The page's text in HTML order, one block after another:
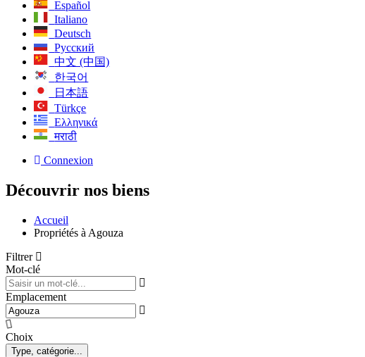
Español
Italiano
Deutsch
Русский
中文 (中国)
한국어
日本語
Türkçe
Ελληνικά
मराठी
Connexion
Découvrir nos biens
Accueil
Propriétés à Agouza
Filtrer
Mot-clé
Emplacement
Choix
Type, catégorie...